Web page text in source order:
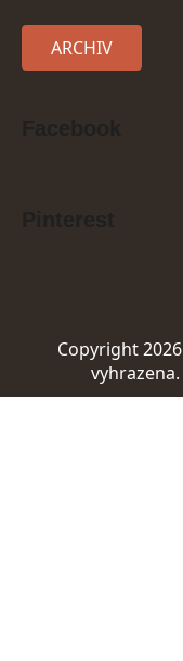
ARCHIV
Copyright 2026
vyhrazena.